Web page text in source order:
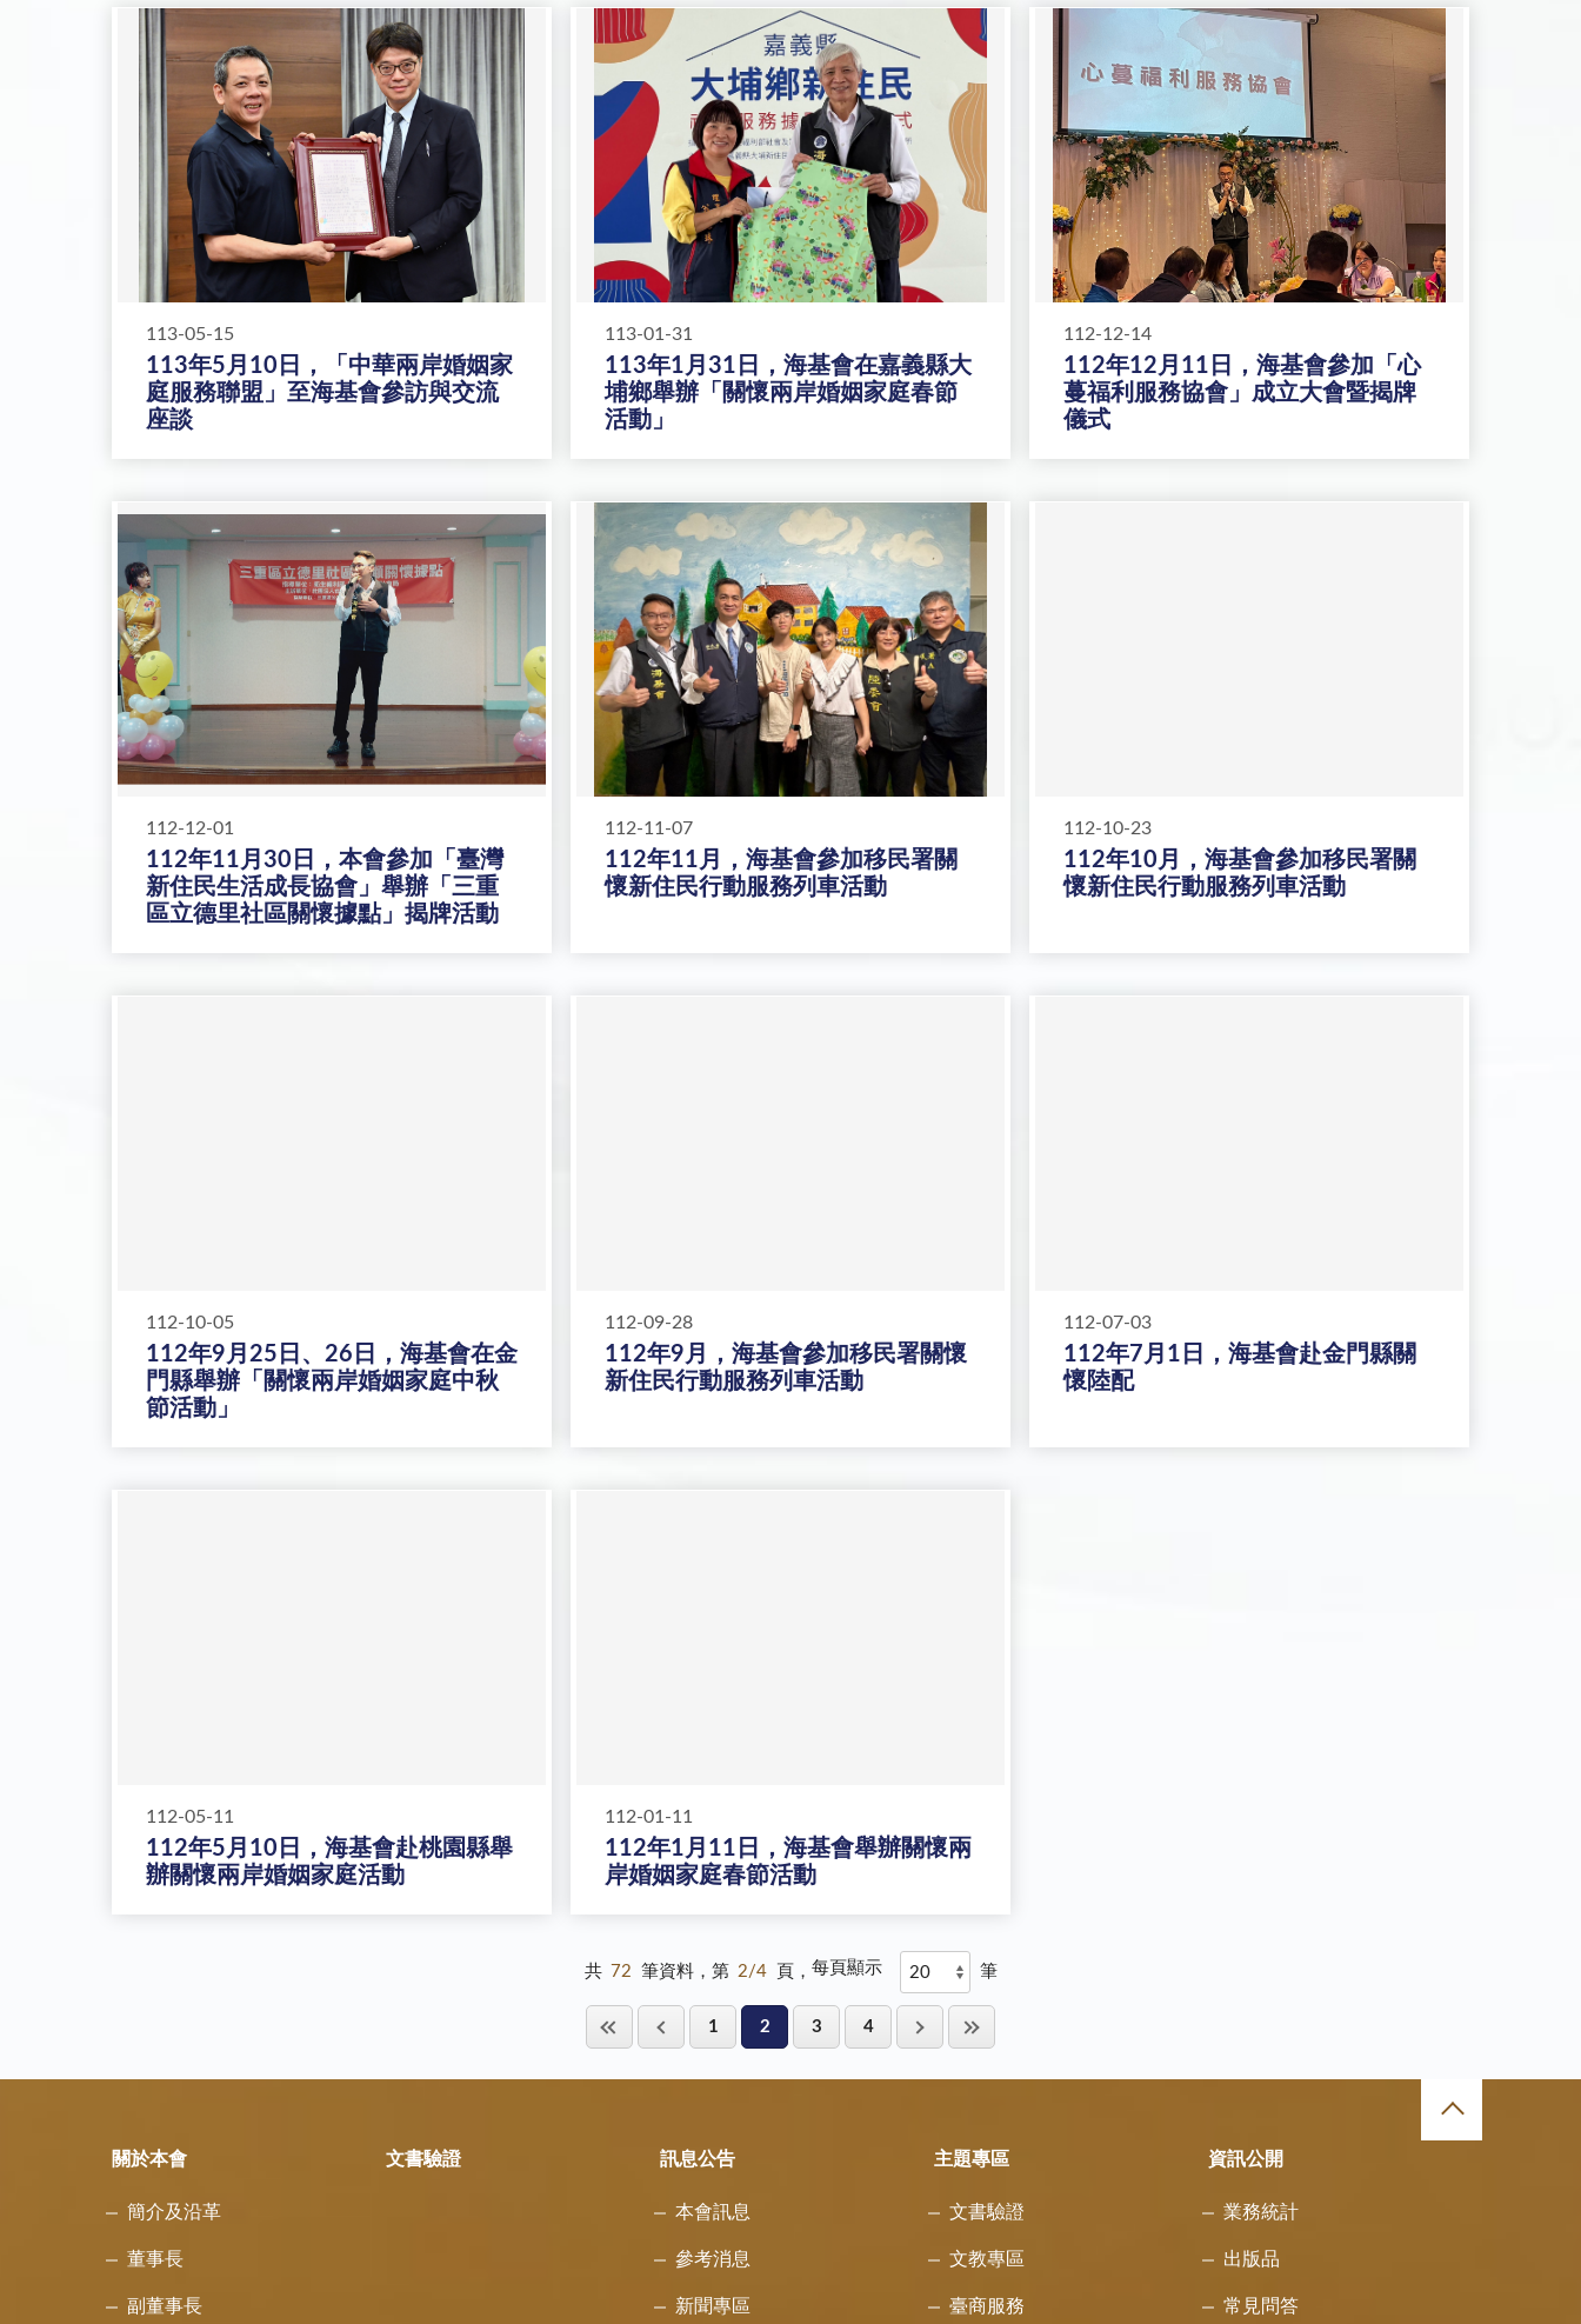
113-05-15
113年5月10日，「中華兩岸婚姻家
庭服務聯盟」至海基會參訪與交流
座談
113-01-31
113年1月31日，海基會在嘉義縣大
埔鄉舉辦「關懷兩岸婚姻家庭春節
活動」
112-12-14
112年12月11日，海基會參加「心
蔓福利服務協會」成立大會暨揭牌
儀式
112-12-01
112年11月30日，本會參加「臺灣
新住民生活成長協會」舉辦「三重
區立德里社區關懷據點」揭牌活動
112-11-07
112年11月，海基會參加移民署關
懷新住民行動服務列車活動
112-10-23
112年10月，海基會參加移民署關
懷新住民行動服務列車活動
112-10-05
112年9月25日、26日，海基會在金
門縣舉辦「關懷兩岸婚姻家庭中秋
節活動」
112-09-28
112年9月，海基會參加移民署關懷
新住民行動服務列車活動
112-07-03
112年7月1日，海基會赴金門縣關
懷陸配
112-05-11
112年5月10日，海基會赴桃園縣舉
辦關懷兩岸婚姻家庭活動
112-01-11
112年1月11日，海基會舉辦關懷兩
岸婚姻家庭春節活動
共 72 筆資料，第 2/4 頁， 每頁顯示 筆
1 2 3 4
關於本會
簡介及沿革
董事長
副董事長
文書驗證 訊息公告
本會訊息
參考消息
新聞專區
主題專區
文書驗證
文教專區
臺商服務
資訊公開
業務統計
出版品
常見問答